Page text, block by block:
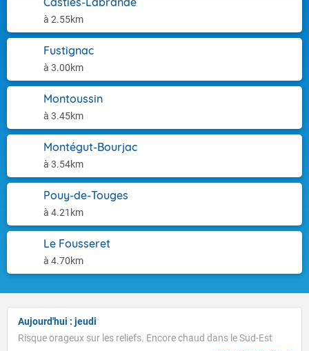
à 2.55km
Fustignac
à 3.00km
Montoussin
à 3.45km
Montégut-Bourjac
à 3.54km
Pouy-de-Touges
à 4.21km
Le Fousseret
à 4.70km
Aujourd'hui : jeudi
Risque orageux sur les reliefs. Encore chaud dans le Sud-Est